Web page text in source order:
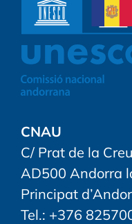
CNAU
C/ Prat de la
AD500 Andorra
Principat
Tel.: +376